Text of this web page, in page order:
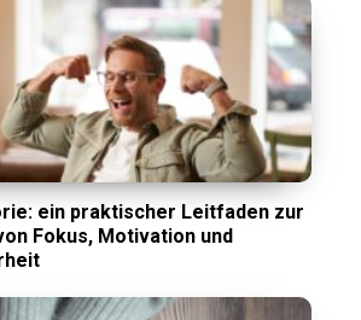
ein praktischer Leitfaden zur
Fokus, Motivation und